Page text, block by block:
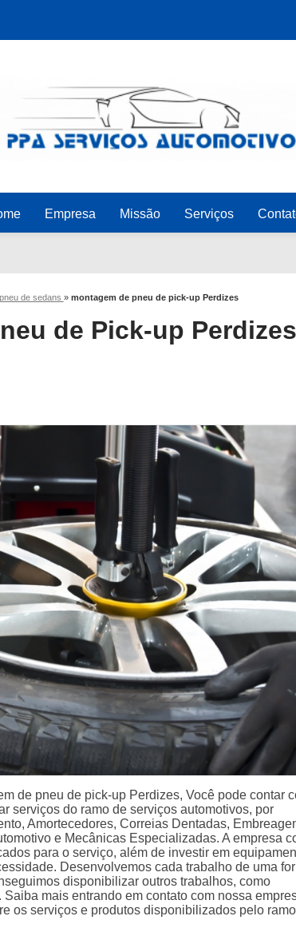
Empresa Missão Serviços
de sedans » montagem de pneu de pick-up Perdizes
de Pick-up Perdizes
de pneu de pick-up Perdizes, Você pode contar
serviços do ramo de serviços automotivos, por
Amortecedores, Correias Dentadas,
e Mecânicas Especializadas. A empresa
para o serviço, além de investir em
Desenvolvemos cada trabalho de uma
disponibilizar outros trabalhos, como
mais entrando em contato com nossa
os serviços e produtos disponibilizados pelo ramo